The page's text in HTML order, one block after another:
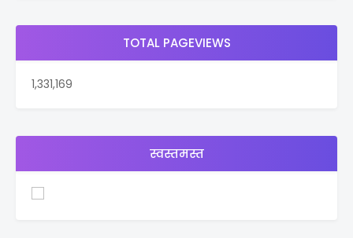
TOTAL PAGEVIEWS
1,331,169
स्वस्तमस्त